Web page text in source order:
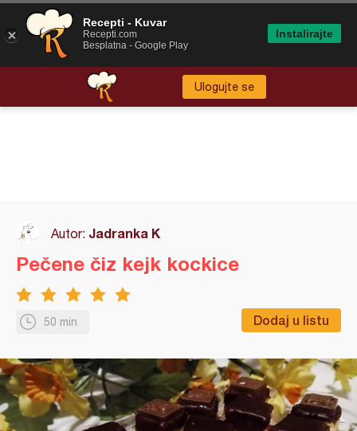
Ulogujte se
Autor: Jadranka K
50 min Dodaj u listu
Pečene čiz kejk kockice
Recepti - Kuvar
Recepti.com
Besplatna - Google Play
Instalirajte